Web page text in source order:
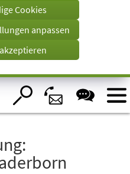
Cookies
anpassen